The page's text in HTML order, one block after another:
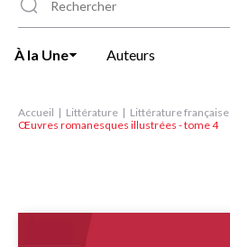
À la Une Auteurs
Accueil Littérature Littérature française
Œuvres romanesques illustrées - tome 4